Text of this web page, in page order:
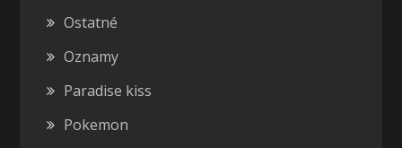
Ostatné
Oznamy
Paradise kiss
Pokemon